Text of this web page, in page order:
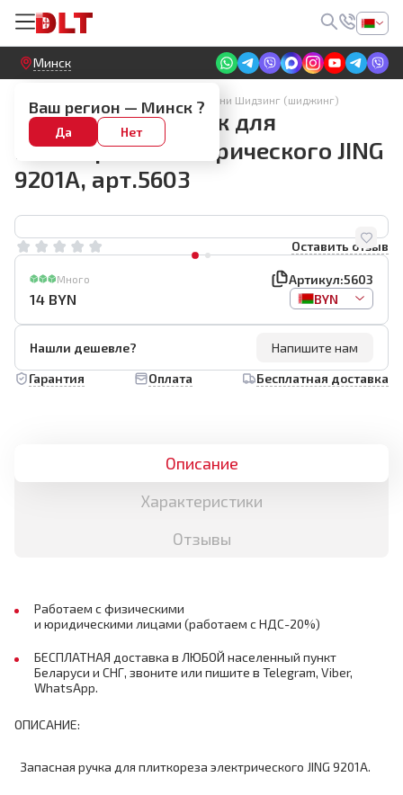
Круглосуточный! Прием заявок на сайте
Минск
Ваш регион — Минск ?
Да Нет
SHIJING Плиткорезы и лазерные уровни Шидзинг (шиджинг)
Запасной динамик для
плиткореза электрического JING
9201A, арт.5603
Оставить отзыв
Много Артикул:5603
14 BYN BYN
Нашли дешевле?
Напишите нам
Гарантия
Оплата Бесплатная доставка
Описание
Характеристики
Отзывы
Работаем с физическими
и юридическими лицами (работаем с НДС-20%)
БЕСПЛАТНАЯ доставка в ЛЮБОЙ населенный пункт
Беларуси и СНГ, звоните или пишите в Telegram, Viber,
WhatsApp.
ОПИСАНИЕ:
Запасная ручка для плиткореза электрического JING 9201A.